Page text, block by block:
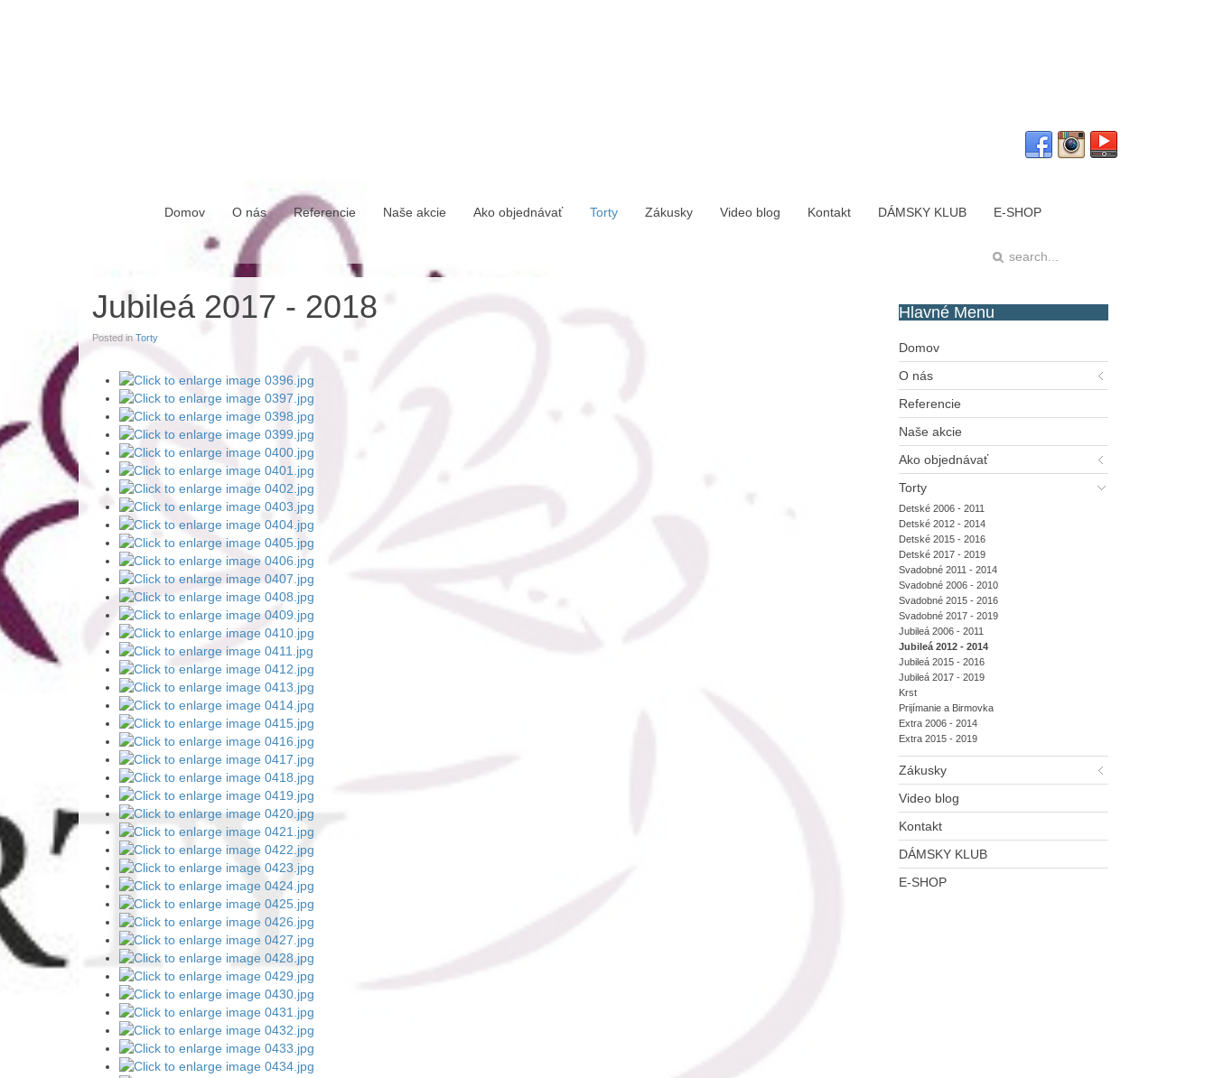
Domov O nás Referencie Naše akcie Ako objednávať Torty Zákusky Video blog Kontakt DÁMSKY KLUB E-SHOP
Jubileá 2017 - 2018
Posted in Torty
HlavnéMenu
Domov
O nás
Referencie
Naše akcie
Ako objednávať
Torty
Detské 2006 - 2011
Detské 2012 - 2014
Detské 2015 - 2016
Detské 2017 - 2019
Svadobné 2011 - 2014
Svadobné 2006 - 2010
Svadobné 2015 - 2016
Svadobné 2017 - 2019
Jubileá 2006 - 2011
Jubileá 2012 - 2014
Jubileá 2015 - 2016
Jubileá 2017 - 2019
Krst
Prijímanie a Birmovka
Extra 2006 - 2014
Extra 2015 - 2019
Zákusky
Video blog
Kontakt
DÁMSKY KLUB
E-SHOP